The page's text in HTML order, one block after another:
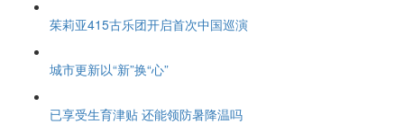
茱莉亚415古乐团开启首次中国巡演
城市更新以“新”换“心”
已享受生育津贴 还能领防暑降温吗